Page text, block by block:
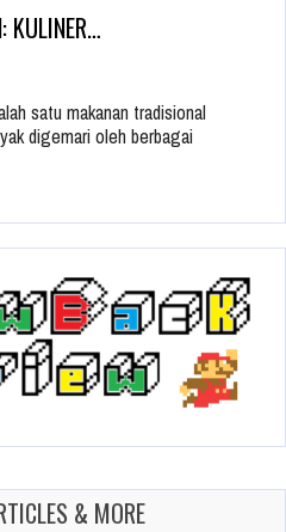
KULINER…
satu makanan tradisional
digemari oleh berbagai
& MORE